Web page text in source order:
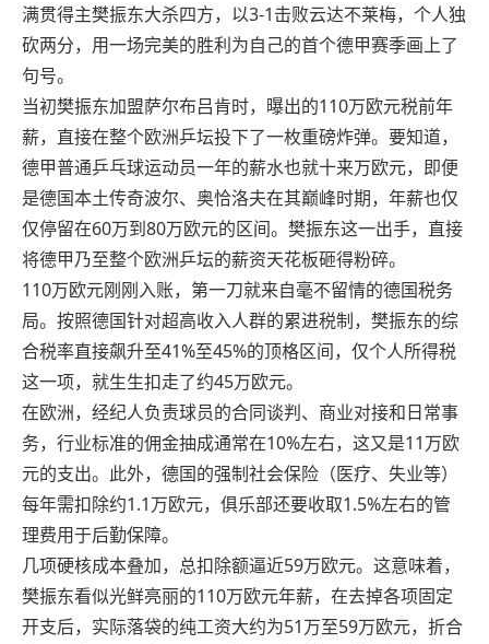
满贯得主樊振东大杀四方，以3-1击败云达不莱梅，个人独
砍两分，用一场完美的胜利为自己的首个德甲赛季画上了
句号。
当初樊振东加盟萨尔布吕肯时，曝出的110万欧元税前年
薪，直接在整个欧洲乒坛投下了一枚重磅炸弹。要知道，
德甲普通乒乓球运动员一年的薪水也就十来万欧元，即便
是德国本土传奇波尔、奥恰洛夫在其巅峰时期，年薪也仅
仅停留在60万到80万欧元的区间。樊振东这一出手，直接
将德甲乃至整个欧洲乒坛的薪资天花板砸得粉碎。
110万欧元刚刚入账，第一刀就来自毫不留情的德国税务
局。按照德国针对超高收入人群的累进税制，樊振东的综
合税率直接飙升至41%至45%的顶格区间，仅个人所得税
这一项，就生生扣走了约45万欧元。
在欧洲，经纪人负责球员的合同谈判、商业对接和日常事
务，行业标准的佣金抽成通常在10%左右，这又是11万欧
元的支出。此外，德国的强制社会保险（医疗、失业等）
每年需扣除约1.1万欧元，俱乐部还要收取1.5%左右的管
理费用于后勤保障。
几项硬核成本叠加，总扣除额逼近59万欧元。这意味着，
樊振东看似光鲜亮丽的110万欧元年薪，在去掉各项固定
开支后，实际落袋的纯工资大约为51万至59万欧元，折合